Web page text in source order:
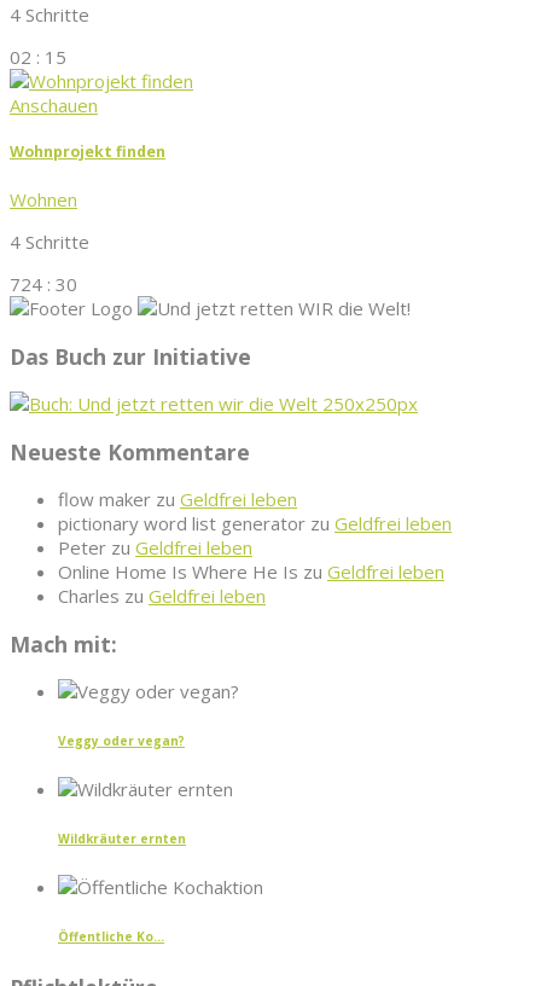
4 Schritte
02 : 15
Anschauen
Wohnprojekt finden
Wohnen
4 Schritte
724 : 30
Das Buch zur Initiative
Neueste Kommentare
flow maker zu Geldfrei leben
pictionary word list generator zu Geldfrei leben
Peter zu Geldfrei leben
Online Home Is Where He Is zu Geldfrei leben
Charles zu Geldfrei leben
Mach mit:
Veggy oder vegan?
Wildkräuter ernten
Öffentliche Ko...